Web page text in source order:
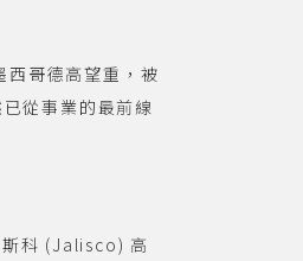
西哥德高望重，被
從事業的最前線
科 (Jalisco) 高